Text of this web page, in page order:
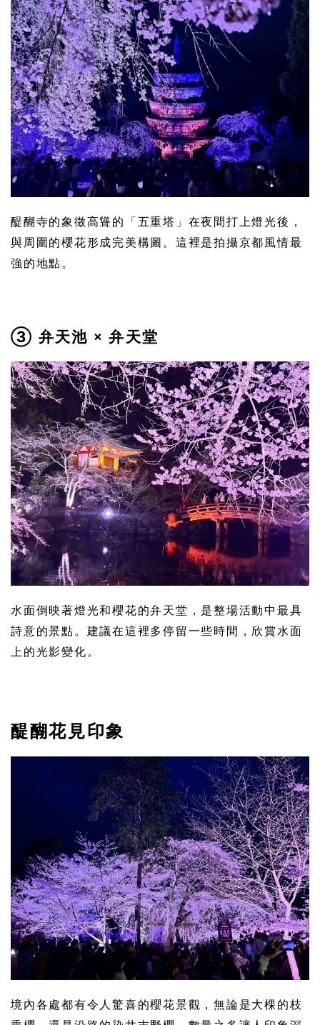
醍醐寺的象徵高聳的「五重塔」在夜間打上燈光後，
與周圍的櫻花形成完美構圖。這裡是拍攝京都風情最
強的地點。
③ 弁天池 × 弁天堂
水面倒映著燈光和櫻花的弁天堂，是整場活動中最具
詩意的景點。建議在這裡多停留一些時間，欣賞水面
上的光影變化。
醍醐花見印象
境內各處都有令人驚喜的櫻花景觀，無論是大棵的枝